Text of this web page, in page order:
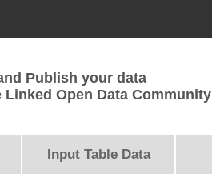
Publish your data
Linked Open Data Community
Input Table Data